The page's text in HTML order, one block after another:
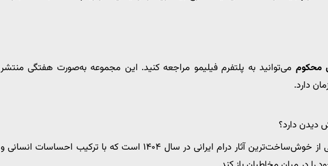
محکوم می‌توانید به پلتفرم فیلیمو مراجعه کنید. این مجموعه به‌صورت هفتگی منتشر
دیدن دارد؟
یکی از خوش‌ساخت‌ترین آثار درام ایرانی در سال ۱۴۰۴ است که با ترکیب احساسات انسانی و